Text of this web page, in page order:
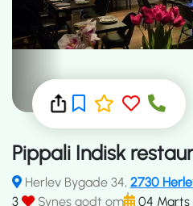
Pippali Indisk
Herlev Bygade 34, 2730
3
Synes godt om 04 Marts